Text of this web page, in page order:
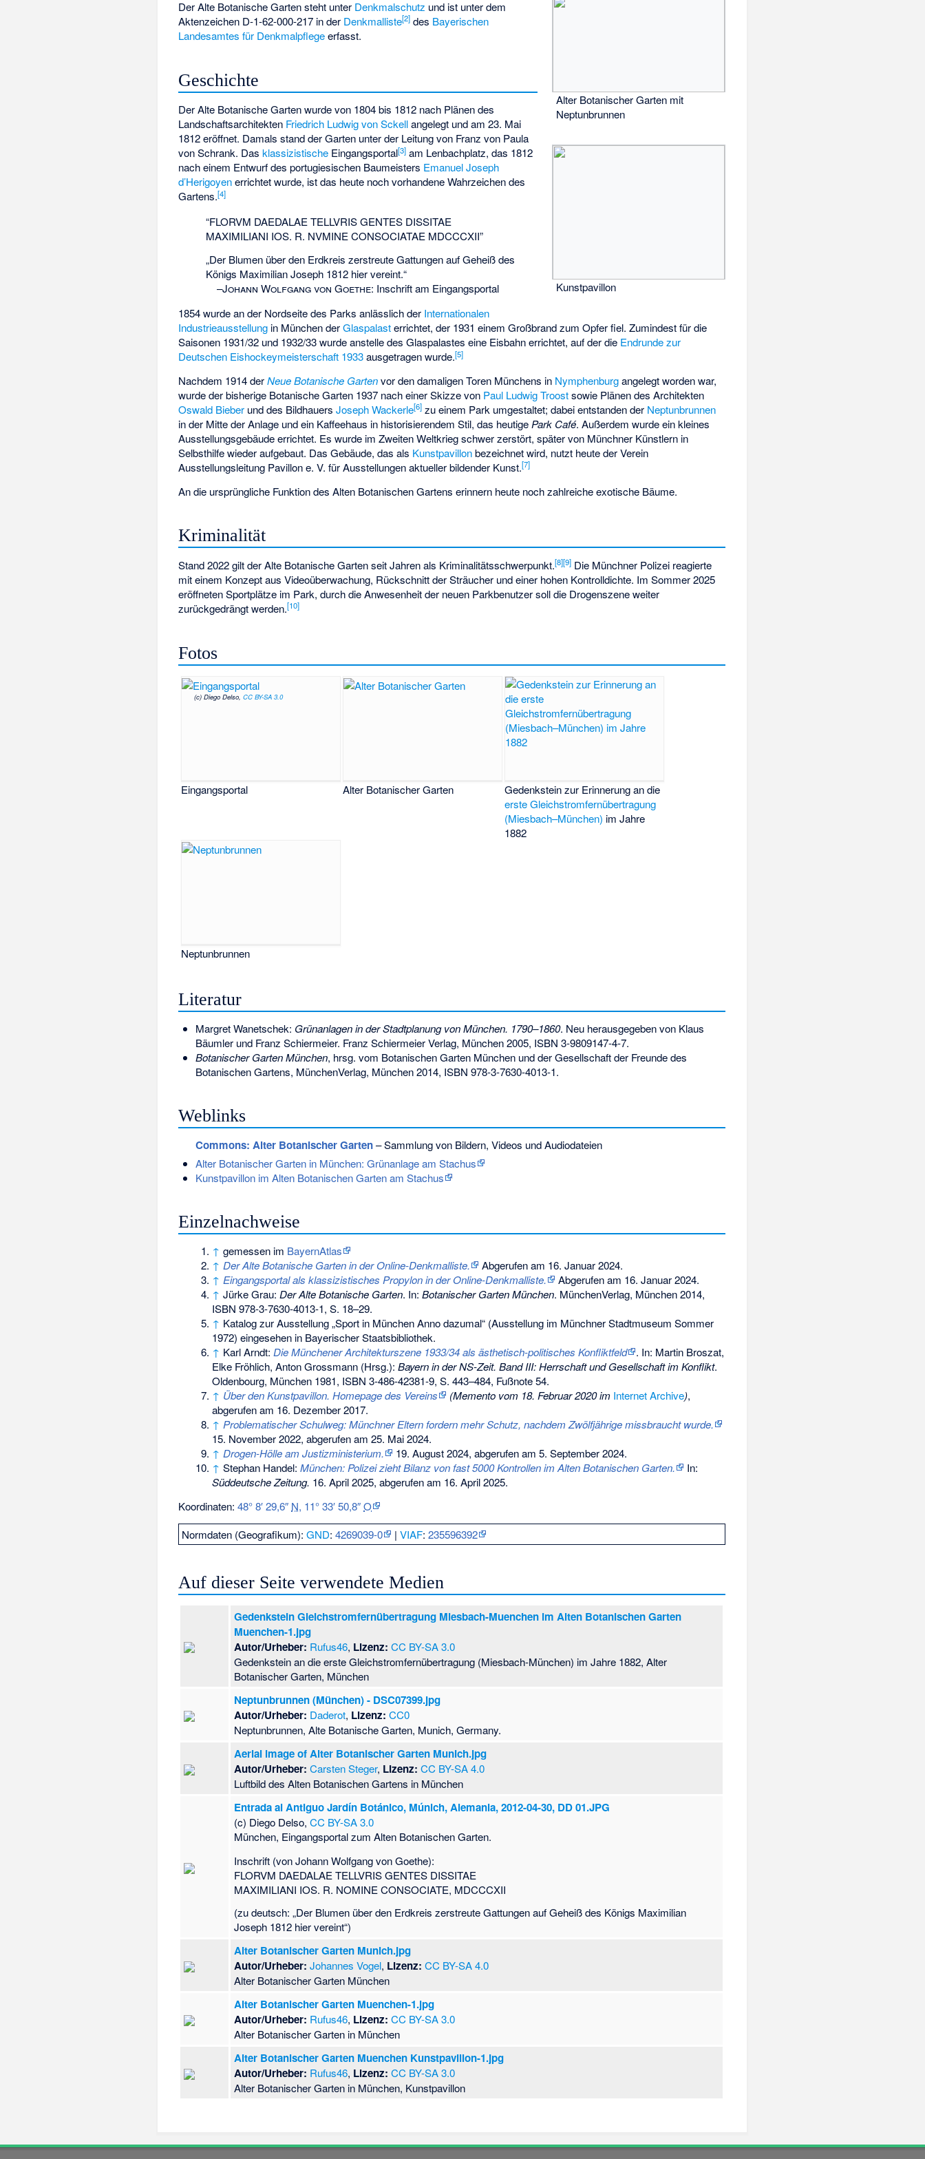
Alter Botanischer Garten mit
Neptunbrunnen
Kunstpavillon
Der Alte Botanische Garten steht unter Denkmalschutz und ist unter dem
Aktenzeichen D-1-62-000-217 in der Denkmalliste[2] des Bayerischen
Landesamtes für Denkmalpflegeerfasst.
Geschichte
Der Alte Botanische Garten wurde von 1804 bis 1812 nach Plänen des
Landschaftsarchitekten Friedrich Ludwig von Sckellangelegt und am 23. Mai
1812 eröffnet. Damals stand der Garten unter der Leitung von Franz von Paula
von Schrank. Dasklassizistische Eingangsportal[3] am Lenbachplatz, das 1812
nach einem Entwurf des portugiesischen Baumeisters Emanuel Joseph
d’Herigoyenerrichtet wurde, ist das heute noch vorhandene Wahrzeichen des
Gartens.[4]
“FLORVM DAEDALAE TELLVRIS GENTES DISSITAE
MAXIMILIANI IOS. R. NVMINE CONSOCIATAE MDCCCXII”
„Der Blumen über den Erdkreis zerstreute Gattungen auf Geheiß des
Königs Maximilian Joseph 1812 hier vereint.“
–Johann Wolfgang von Goethe: Inschrift am Eingangsportal
1854 wurde an der Nordseite des Parks anlässlich der Internationalen
Industrieausstellung in München derGlaspalasterrichtet, der 1931 einem Großbrand zum Opfer fiel. Zumindest für die
Saisonen 1931/32 und 1932/33 wurde anstelle des Glaspalastes eine Eisbahn errichtet, auf der die Endrunde zur
Deutschen Eishockeymeisterschaft 1933ausgetragen wurde.[5]
Nachdem 1914 derNeue Botanische Gartenvor den damaligen Toren Münchens in Nymphenburgangelegt worden war,
wurde der bisherige Botanische Garten 1937 nach einer Skizze von Paul Ludwig Troostsowie Plänen des Architekten
Oswald Bieber und des BildhauersJoseph Wackerle[6] zu einem Park umgestaltet; dabei entstanden der Neptunbrunnen
in der Mitte der Anlage und ein Kaffeehaus in historisierendem Stil, das heutige Park Café. Außerdem wurde ein kleines
Ausstellungsgebäude errichtet. Es wurde im Zweiten Weltkrieg schwer zerstört, später von Münchner Künstlern in
Selbsthilfe wieder aufgebaut. Das Gebäude, das als Kunstpavillonbezeichnet wird, nutzt heute der Verein
Ausstellungsleitung Pavillon e. V. für Ausstellungen aktueller bildender Kunst.[7]
An die ursprüngliche Funktion des Alten Botanischen Gartens erinnern heute noch zahlreiche exotische Bäume.
Kriminalität
Stand 2022 gilt der Alte Botanische Garten seit Jahren als Kriminalitätsschwerpunkt.[8][9] Die Münchner Polizei reagierte
mit einem Konzept aus Videoüberwachung, Rückschnitt der Sträucher und einer hohen Kontrolldichte. Im Sommer 2025
eröffneten Sportplätze im Park, durch die Anwesenheit der neuen Parkbenutzer soll die Drogenszene weiter
zurückgedrängt werden.[10]
Fotos
(c) Diego Delso,CC BY-SA 3.0
Eingangsportal Alter Botanischer Garten
Gedenkstein zur Erinnerung an die
erste Gleichstromfernübertragung
(Miesbach–München) im Jahre
1882
Neptunbrunnen
Literatur
Margret Wanetschek: Grünanlagen in der Stadtplanung von München. 1790–1860. Neu herausgegeben von Klaus
Bäumler und Franz Schiermeier. Franz Schiermeier Verlag, München 2005, ISBN 3-9809147-4-7.
Botanischer Garten München, hrsg. vom Botanischen Garten München und der Gesellschaft der Freunde des
Botanischen Gartens, MünchenVerlag, München 2014, ISBN 978-3-7630-4013-1.
Weblinks
Commons: Alter Botanischer Garten– Sammlung von Bildern, Videos und Audiodateien
Alter Botanischer Garten in München: Grünanlage am Stachus
Kunstpavillon im Alten Botanischen Garten am Stachus
Einzelnachweise
↑ gemessen im BayernAtlas
↑ Der Alte Botanische Garten in der Online-Denkmalliste. Abgerufen am 16. Januar 2024.
↑ Eingangsportal als klassizistisches Propylon in der Online-Denkmalliste. Abgerufen am 16. Januar 2024.
↑ Jürke Grau: Der Alte Botanische Garten. In: Botanischer Garten München. MünchenVerlag, München 2014,
ISBN 978-3-7630-4013-1, S. 18–29.
↑ Katalog zur Ausstellung „Sport in München Anno dazumal“ (Ausstellung im Münchner Stadtmuseum Sommer
1972) eingesehen in Bayerischer Staatsbibliothek.
↑ Karl Arndt: Die Münchener Architekturszene 1933/34 als ästhetisch-politisches Konfliktfeld
. In: Martin Broszat,
Elke Fröhlich, Anton Grossmann (Hrsg.): Bayern in der NS-Zeit. Band III: Herrschaft und Gesellschaft im Konflikt.
Oldenbourg, München 1981, ISBN 3-486-42381-9, S. 443–484, Fußnote 54.
↑ Über den Kunstpavillon. Homepage des Vereins (Memento vom 18. Februar 2020 im Internet Archive),
abgerufen am 16. Dezember 2017.
↑ Problematischer Schulweg: Münchner Eltern fordern mehr Schutz, nachdem Zwölfjährige missbraucht wurde.
15. November 2022, abgerufen am 25. Mai 2024.
↑ Drogen-Hölle am Justizministerium. 19. August 2024, abgerufen am 5. September 2024.
↑ Stephan Handel: München: Polizei zieht Bilanz von fast 5000 Kontrollen im Alten Botanischen Garten.
In:
Süddeutsche Zeitung. 16. April 2025, abgerufen am 16. April 2025.
Koordinaten:48° 8′ 29,6″ N, 11° 33′ 50,8″O
Normdaten (Geografikum):GND:4269039-0 |VIAF:235596392
Auf dieser Seite verwendete Medien
Gedenkstein Gleichstromfernübertragung Miesbach-Muenchen im Alten Botanischen Garten
Muenchen-1.jpg
Autor/Urheber: Rufus46, Lizenz: CC BY-SA 3.0
Gedenkstein an die erste Gleichstromfernübertragung (Miesbach-München) im Jahre 1882, Alter
Botanischer Garten, München
Neptunbrunnen (München) - DSC07399.jpg
Autor/Urheber: Daderot, Lizenz: CC0
Neptunbrunnen, Alte Botanische Garten, Munich, Germany.
Aerial image of Alter Botanischer Garten Munich.jpg
Autor/Urheber: Carsten Steger, Lizenz: CC BY-SA 4.0
Luftbild des Alten Botanischen Gartens in München
Entrada al Antiguo Jardín Botánico, Múnich, Alemania, 2012-04-30, DD 01.JPG
(c) Diego Delso,CC BY-SA 3.0
München, Eingangsportal zum Alten Botanischen Garten.
Inschrift (von Johann Wolfgang von Goethe):
FLORVM DAEDALAE TELLVRIS GENTES DISSITAE
MAXIMILIANI IOS. R. NOMINE CONSOCIATE, MDCCCXII
(zu deutsch: „Der Blumen über den Erdkreis zerstreute Gattungen auf Geheiß des Königs Maximilian
Joseph 1812 hier vereint“)
Alter Botanischer Garten Munich.jpg
Autor/Urheber: Johannes Vogel, Lizenz: CC BY-SA 4.0
Alter Botanischer Garten München
Alter Botanischer Garten Muenchen-1.jpg
Autor/Urheber: Rufus46, Lizenz: CC BY-SA 3.0
Alter Botanischer Garten in München
Alter Botanischer Garten Muenchen Kunstpavillon-1.jpg
Autor/Urheber: Rufus46, Lizenz: CC BY-SA 3.0
Alter Botanischer Garten in München, Kunstpavillon